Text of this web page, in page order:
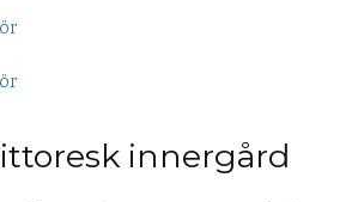
innergård